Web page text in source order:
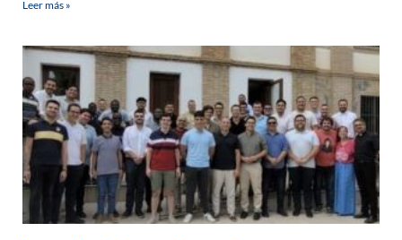
Leer más »